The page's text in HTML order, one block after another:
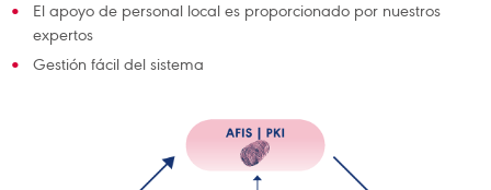
El apoyo de personal local es proporcionado por nuestros
expertos
Gestión fácil del sistema